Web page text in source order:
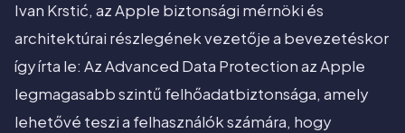
Ivan Krstić, az Apple biztonsági mérnöki és
architektúrai részlegének vezetője a bevezetéskor
így írta le: Az Advanced Data Protection az Apple
legmagasabb szintű felhőadatbiztonsága, amely
lehetővé teszi a felhasználók számára, hogy